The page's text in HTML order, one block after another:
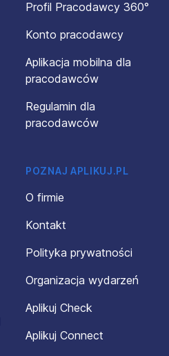
Profil Pracodawcy 360°
Konto pracodawcy
Aplikacja mobilna dla
pracodawców
Regulamin dla
pracodawców
POZNAJ APLIKUJ.PL
O firmie
Kontakt
Polityka prywatności
Organizacja wydarzeń
Aplikuj Check
Aplikuj Connect